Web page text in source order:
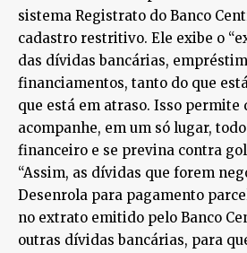
sistema Registrato do Banco
cadastro restritivo. Ele exibe o
das dívidas bancárias,
financiamentos, tanto do que
que está em atraso. Isso permite
acompanhe, em um só lugar,
financeiro e se previna contra
“Assim, as dívidas que forem
Desenrola para pagamento
no extrato emitido pelo Banco
outras dívidas bancárias, para